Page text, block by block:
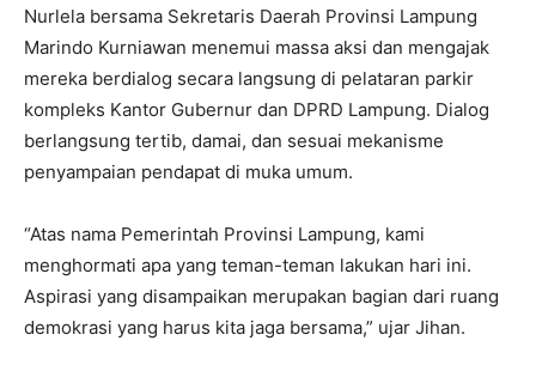
Nurlela bersama Sekretaris Daerah Provinsi Lampung
Marindo Kurniawan menemui massa aksi dan mengajak
mereka berdialog secara langsung di pelataran parkir
kompleks Kantor Gubernur dan DPRD Lampung. Dialog
berlangsung tertib, damai, dan sesuai mekanisme
penyampaian pendapat di muka umum.
“Atas nama Pemerintah Provinsi Lampung, kami
menghormati apa yang teman-teman lakukan hari ini.
Aspirasi yang disampaikan merupakan bagian dari ruang
demokrasi yang harus kita jaga bersama,” ujar Jihan.